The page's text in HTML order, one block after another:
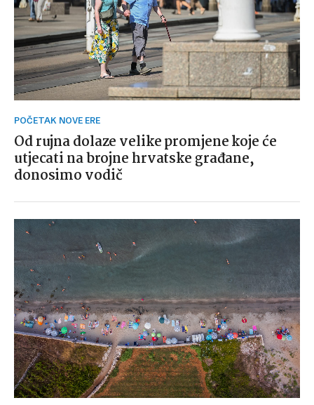
POČETAK NOVE ERE
Od rujna dolaze velike promjene koje će
utjecati na brojne hrvatske građane,
donosimo vodič